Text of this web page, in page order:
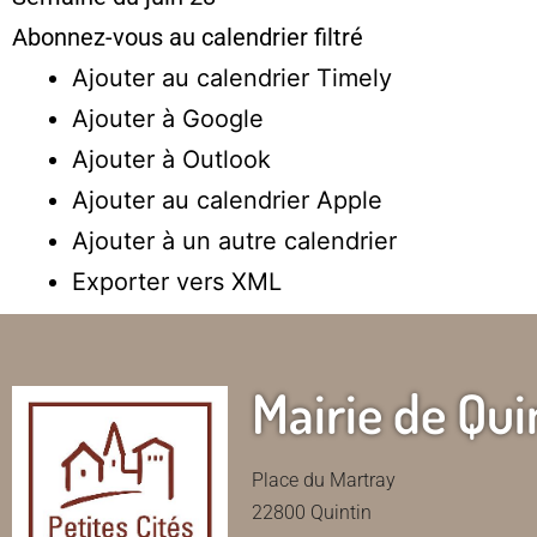
Abonnez-vous au calendrier filtré
Ajouter au calendrier Timely
Ajouter à Google
Ajouter à Outlook
Ajouter au calendrier Apple
Ajouter à un autre calendrier
Exporter vers XML
Mairie de
Place du Martray
22800 Quintin